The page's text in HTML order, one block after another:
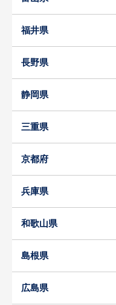
福井県
長野県
静岡県
三重県
京都府
兵庫県
和歌山県
島根県
広島県